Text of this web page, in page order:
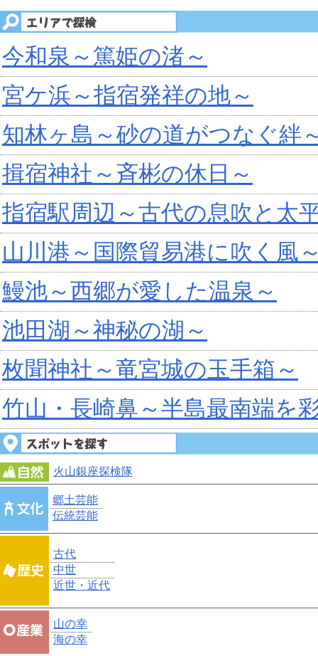
今和泉～篤姫の渚～
宮ケ浜～指宿発祥の地～
知林ヶ島～砂の道がつなぐ絆
揖宿神社～斉彬の休日～
指宿駅周辺～古代の息吹と太
山川港～国際貿易港に吹く風
鰻池～西郷が愛した温泉～
池田湖～神秘の湖～
枚聞神社～竜宮城の玉手箱～
竹山・長崎鼻～半島最南端を
火山銀座探検隊
郷土芸能
伝統芸能
古代
中世
近世・近代
山の幸
海の幸